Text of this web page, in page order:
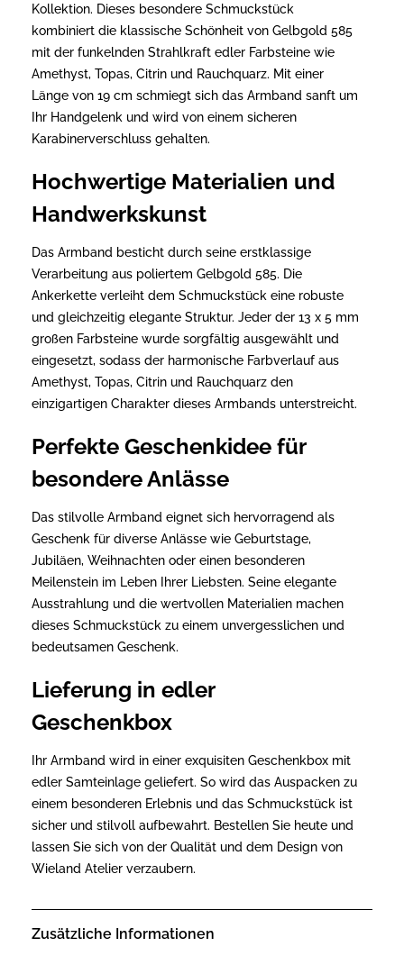
Kollektion. Dieses besondere Schmuckstück
kombiniert die klassische Schönheit von Gelbgold 585
mit der funkelnden Strahlkraft edler Farbsteine wie
Amethyst, Topas, Citrin und Rauchquarz. Mit einer
Länge von 19 cm schmiegt sich das Armband sanft um
Ihr Handgelenk und wird von einem sicheren
Karabinerverschluss gehalten.
Hochwertige Materialien und
Handwerkskunst
Das Armband besticht durch seine erstklassige
Verarbeitung aus poliertem Gelbgold 585. Die
Ankerkette verleiht dem Schmuckstück eine robuste
und gleichzeitig elegante Struktur. Jeder der 13 x 5 mm
großen Farbsteine wurde sorgfältig ausgewählt und
eingesetzt, sodass der harmonische Farbverlauf aus
Amethyst, Topas, Citrin und Rauchquarz den
einzigartigen Charakter dieses Armbands unterstreicht.
Perfekte Geschenkidee für
besondere Anlässe
Das stilvolle Armband eignet sich hervorragend als
Geschenk für diverse Anlässe wie Geburtstage,
Jubiläen, Weihnachten oder einen besonderen
Meilenstein im Leben Ihrer Liebsten. Seine elegante
Ausstrahlung und die wertvollen Materialien machen
dieses Schmuckstück zu einem unvergesslichen und
bedeutsamen Geschenk.
Lieferung in edler
Geschenkbox
Ihr Armband wird in einer exquisiten Geschenkbox mit
edler Samteinlage geliefert. So wird das Auspacken zu
einem besonderen Erlebnis und das Schmuckstück ist
sicher und stilvoll aufbewahrt. Bestellen Sie heute und
lassen Sie sich von der Qualität und dem Design von
Wieland Atelier verzaubern.
Zusätzliche Informationen